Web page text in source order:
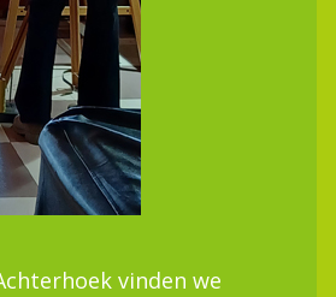
vinden we